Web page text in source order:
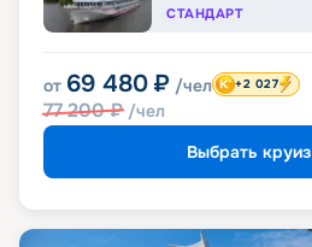
СТАНДАРТ
от 69 480 ₽ /чел
77 200₽ /чел
+2 027
Выбрать круиз